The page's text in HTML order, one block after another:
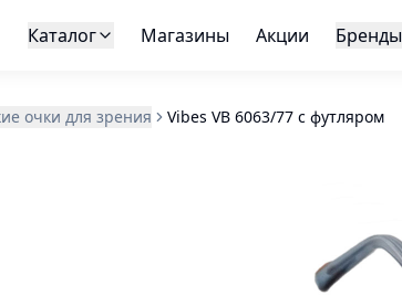
Каталог Магазины Акции Бренды
очки для зрения Vibes VB 6063/77 с футляром